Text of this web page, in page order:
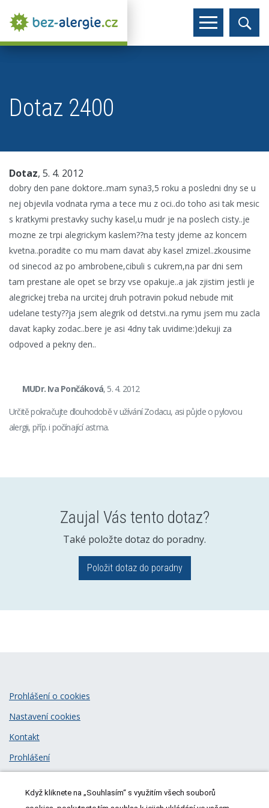
Dotaz 2400
Dotaz, 5. 4. 2012
dobry den pane doktore..mam syna3,5 roku a posledni dny se u
nej objevila vodnata ryma a tece mu z oci..do toho asi tak mesic
s kratkymi prestavky suchy kasel,u mudr je na poslech cisty..je
mozne ze trpi alegrickym kaslem??na testy jdeme az koncem
kvetna..poradite co mu mam davat aby kasel zmizel..zkousime
od sinecod az po ambrobene,cibuli s cukrem,na par dni sem
tam prestane ale opet se brzy vse opakuje..a jak zjistim jestli je
alegrickej treba na urcitej druh potravin pokud nebude mit
udelane testy??ja jsem alegrik od detstvi..na rymu jsem mu zacla
davat kapky zodac..bere je asi 4dny tak uvidime:)dekuji za
odpoved a pekny den..
MUDr. Iva Pončáková, 5. 4. 2012
Určitě pokračujte dlouhodobě v užívání Zodacu, asi půjde o pylovou
alergii, příp. i počínající astma.
Zaujal Vás tento dotaz?
Také položte dotaz do poradny.
Položit dotaz do poradny
Prohlášení o cookies
Nastavení cookies
Kontakt
Prohlášení
Když kliknete na „Souhlasím“ s využitím všech souborů